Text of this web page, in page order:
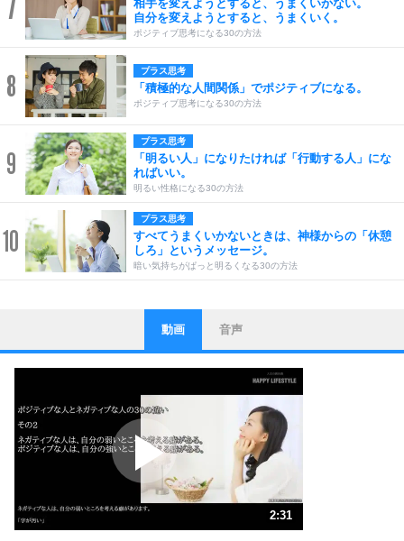
7
相手を変えようとすると、うまくいかない。
自分を変えようとすると、うまくいく。
ポジティブ思考になる30の方法
8 プラス思考
「積極的な人間関係」でポジティブになる。
ポジティブ思考になる30の方法
9
プラス思考
「明るい人」になりたければ「行動する人」にな
ればいい。
明るい性格になる30の方法
10
プラス思考
すべてうまくいかないときは、神様からの「休憩
しろ」というメッセージ。
暗い気持ちがぱっと明るくなる30の方法
1
ストレス対策
他人と比べない。
いっそのこと、他人を見ない。
いらいらしない人になる30の方法
ポジティブになれない原因は、行動しないから。
ポジティブ思考になる30の方法
ストレス対策
人生、なんとかなるもの。
気楽に生きる30の方法
動画 音声
2:31